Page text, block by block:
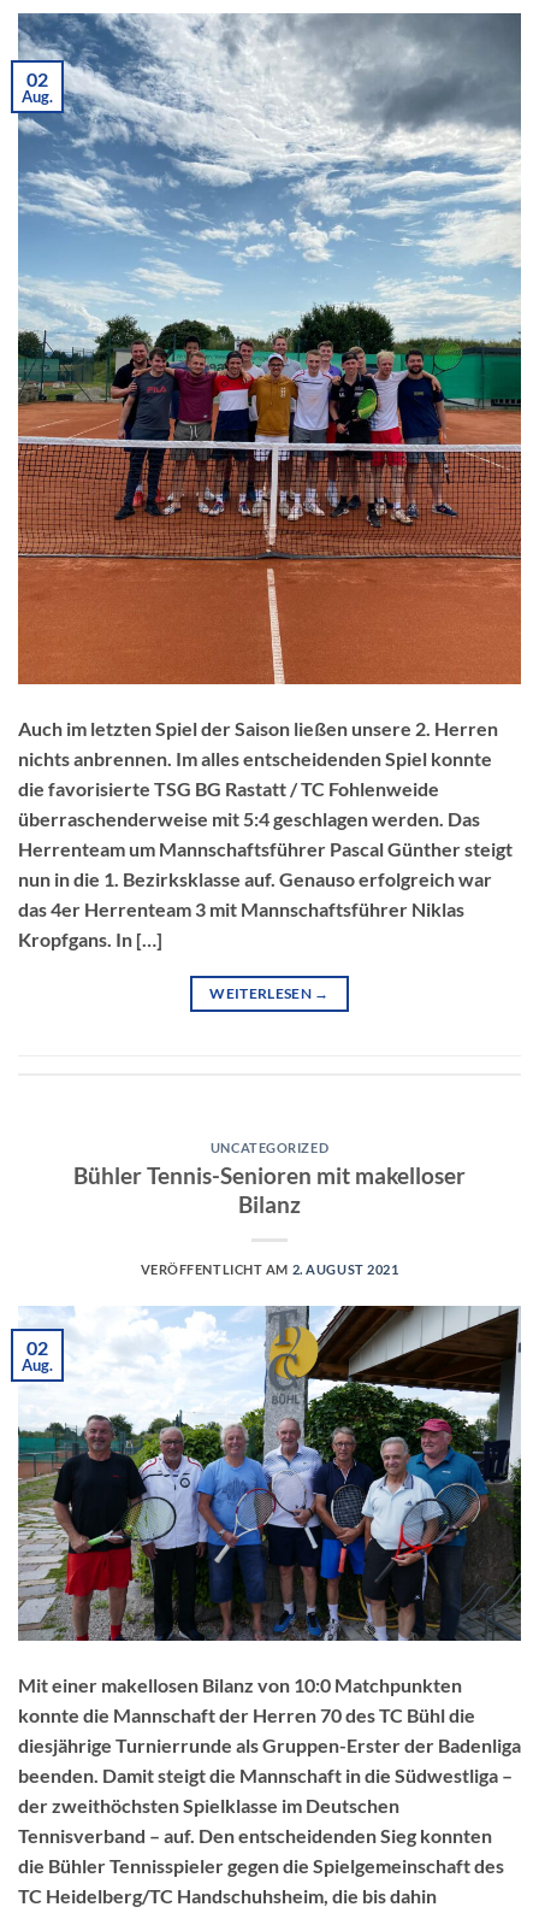
02
Aug.
Auch im letzten Spiel der Saison ließen unsere 2. Herren
nichts anbrennen. Im alles entscheidenden Spiel konnte
die favorisierte TSG BG Rastatt / TC Fohlenweide
überraschenderweise mit 5:4 geschlagen werden. Das
Herrenteam um Mannschaftsführer Pascal Günther steigt
nun in die 1. Bezirksklasse auf. Genauso erfolgreich war
das 4er Herrenteam 3 mit Mannschaftsführer Niklas
Kropfgans. In […]
WEITERLESEN →
UNCATEGORIZED
Bühler Tennis-Senioren mit makelloser
Bilanz
VERÖFFENTLICHT AM 2. AUGUST 2021
02
Aug.
Mit einer makellosen Bilanz von 10:0 Matchpunkten
konnte die Mannschaft der Herren 70 des TC Bühl die
diesjährige Turnierrunde als Gruppen-Erster der Badenliga
beenden. Damit steigt die Mannschaft in die Südwestliga –
der zweithöchsten Spielklasse im Deutschen
Tennisverband – auf. Den entscheidenden Sieg konnten
die Bühler Tennisspieler gegen die Spielgemeinschaft des
TC Heidelberg/TC Handschuhsheim, die bis dahin